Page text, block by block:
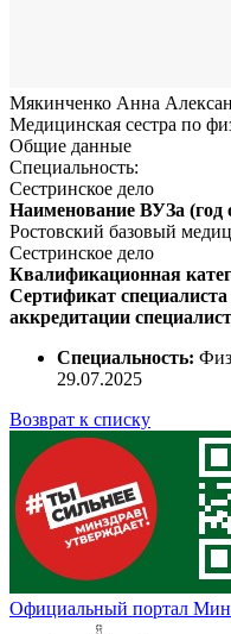
Мякинченко Анна
Медицинская сестра по
Общие данные
Специальность:
Сестринское дело
Наименование ВУЗа (год
Ростовский базовый
Сестринское дело
Квалификационная
Сертификат специалиста
аккредитации
Специальность:
29.07.2025
Возврат к списку
Официальный портал